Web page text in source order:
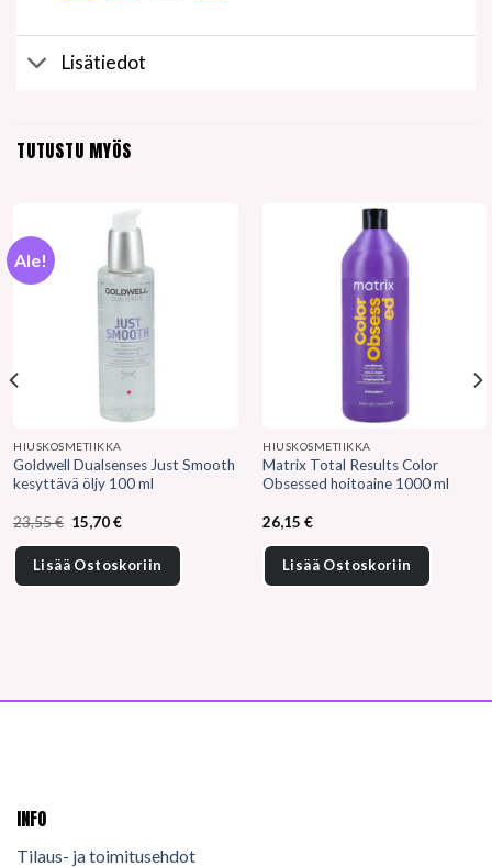
Lisätiedot
TUTUSTU MYÖS
Ale!
HIUSKOSMETIIKKA
Goldwell Dualsenses Just Smooth
kesyttävä öljy 100 ml
23,55€ Alkuperäinen
hinta
oli:
23,55 €.
15,70€Nykyinen
on:
15,70 €.
Lisää Ostoskoriin
HIUSKOSMETIIKKA
Matrix Total Results Color
Obsessed hoitoaine 1000 ml
26,15€
Lisää Ostoskoriin
INFO
Tilaus- ja toimitusehdot